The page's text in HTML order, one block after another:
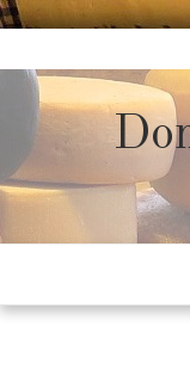
to
content